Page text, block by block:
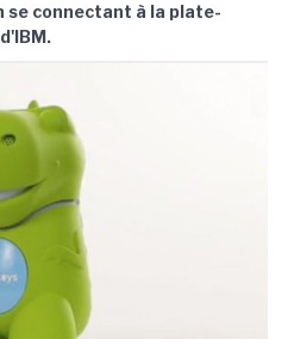
se connectant à la plate-